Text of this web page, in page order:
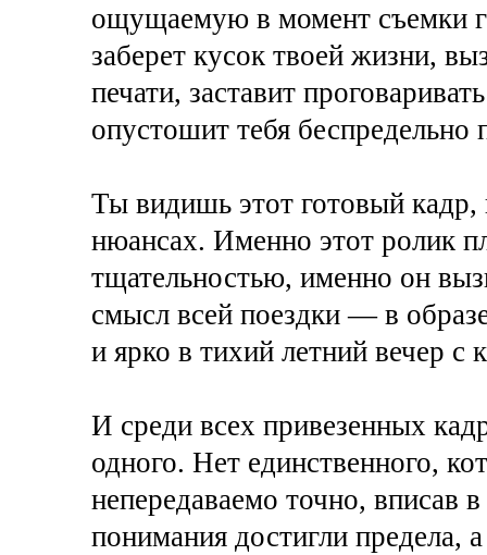
ощущаемую в момент съемки
заберет кусок твоей жизни,
печати, заставит
опустошит тебя
Ты видишь этот готовый
нюансах. Именно этот ролик
тщательностью, именно он
смысл всей поездки — в
и ярко в тихий летний вечер с
И среди всех привезенных
одного. Нет единственного,
непередаваемо точно, вписав
понимания достигли предела,